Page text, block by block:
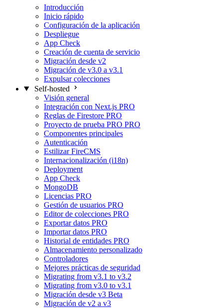
Introducción
Inicio rápido
Configuración de la aplicación
Despliegue
App Check
Creación de cuenta de servicio
Migración desde v2
Migración de v3.0 a v3.1
Expulsar colecciones
Self-hosted
Visión general
Integración con Next.js PRO
Reglas de Firestore PRO
Proyecto de prueba PRO PRO
Componentes principales
Autenticación
Estilizar FireCMS
Internacionalización (i18n)
Deployment
App Check
MongoDB
Licencias PRO
Gestión de usuarios PRO
Editor de colecciones PRO
Exportar datos PRO
Importar datos PRO
Historial de entidades PRO
Almacenamiento personalizado
Controladores
Mejores prácticas de seguridad
Migrating from v3.1 to v3.2
Migrating from v3.0 to v3.1
Migración desde v3 Beta
Migración de v2 a v3